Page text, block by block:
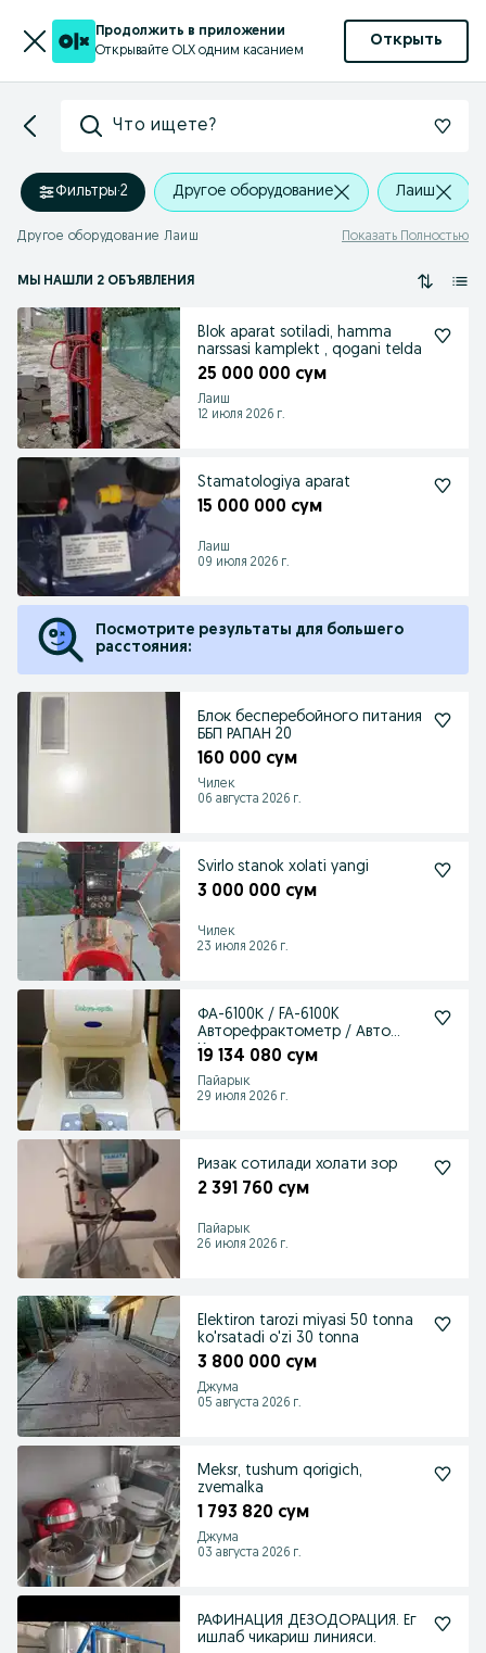
Продолжить в приложении
Открывайте OLX одним касанием
Открыть
Что ищете?
Фильтры·2 Другое оборудование Лаиш
Другое оборудование Лаиш Показать Полностью
МЫ НАШЛИ 2 ОБЪЯВЛЕНИЯ
Blok aparat sotiladi, hamma
narssasi kamplekt , qogani telda
25 000 000 сум
Лаиш
12 июля 2026 г.
Stamatologiya aparat
15 000 000 сум
Лаиш
09 июля 2026 г.
Посмотрите результаты для большего
расстояния:
Блок бесперебойного питания
ББП РАПАН 20
160 000 сум
Чилек
06 августа 2026 г.
Svirlo stanok xolati yangi
3 000 000 сум
Чилек
23 июля 2026 г.
ФА-6100К / FA-6100K
Авторефрактометр / Авто
Кератометр сотилади
19 134 080 сум
Пайарык
29 июля 2026 г.
Ризак сотилади холати зор
2 391 760 сум
Пайарык
26 июля 2026 г.
Elektiron tarozi miyasi 50 tonna
ko'rsatadi o'zi 30 tonna
3 800 000 сум
Джума
05 августа 2026 г.
Meksr, tushum qorigich,
zvemalka
1 793 820 сум
Джума
03 августа 2026 г.
РАФИНАЦИЯ ДЕЗОДОРАЦИЯ. Ег
ишлаб чикариш линияси.